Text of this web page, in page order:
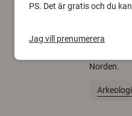
gammal
Norden.
Arkeologi
PS. Det är gratis och du
Jag vill prenumerera